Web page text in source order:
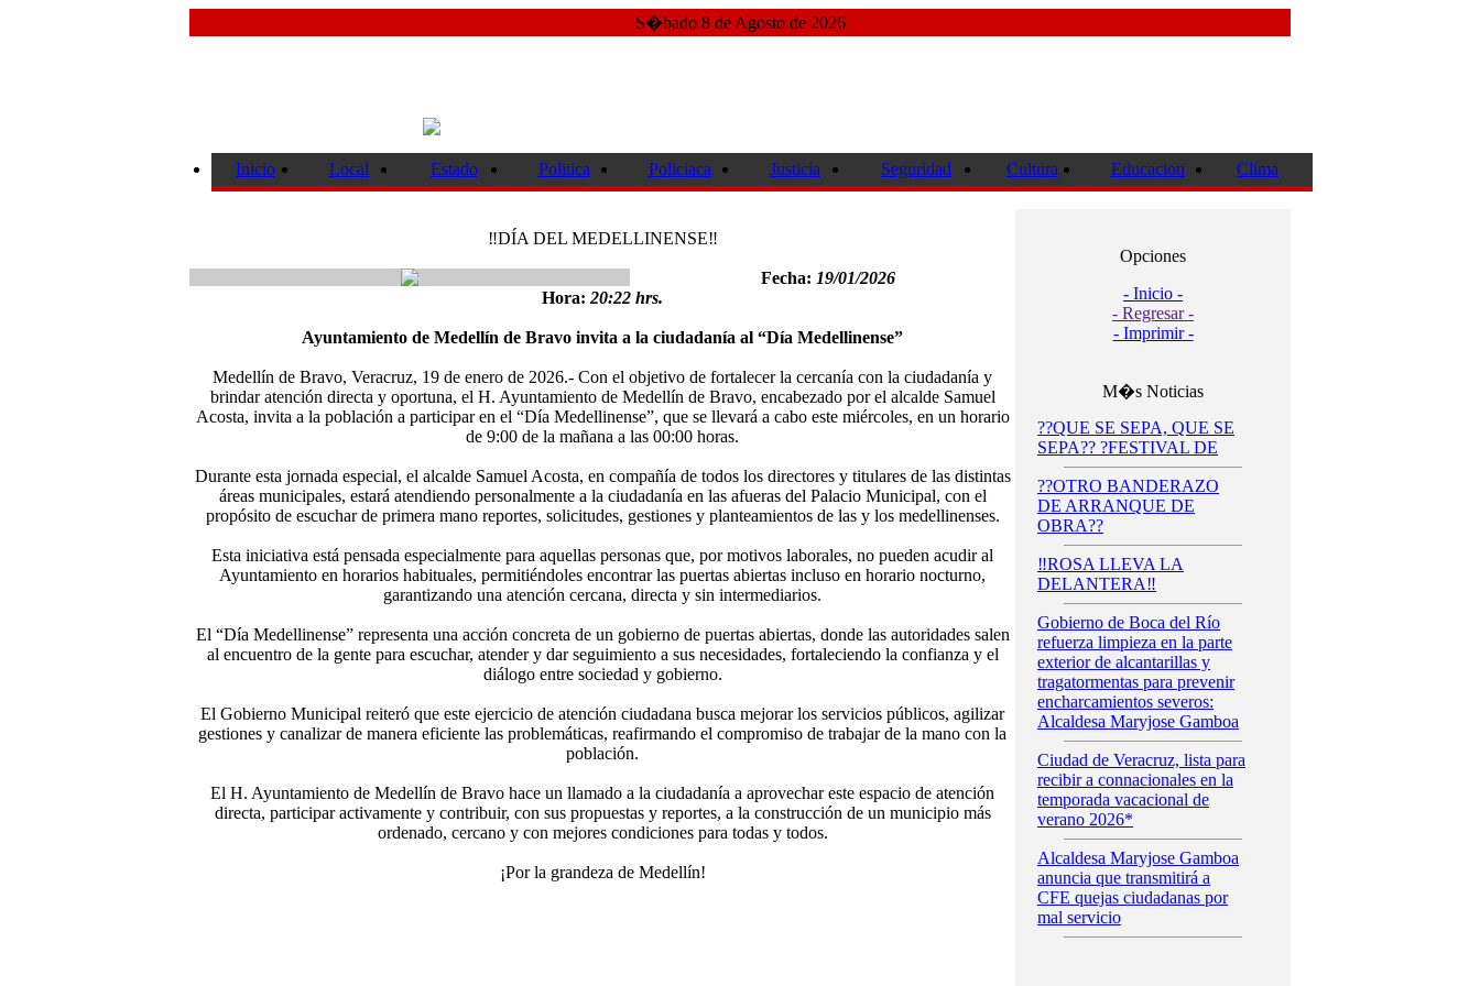
S�bado 8 de Agosto de 2026
Inicio Local Estado Politica Policiaca Justicia Seguridad Cultura Educacion Clima
‼️DÍA DEL MEDELLINENSE‼️
Fecha: 19/01/2026
Hora: 20:22 hrs.
Ayuntamiento de Medellín de Bravo invita a la ciudadanía al “Día Medellinense”
Medellín de Bravo, Veracruz, 19 de enero de 2026.- Con el objetivo de fortalecer la cercanía con la ciudadanía y
brindar atención directa y oportuna, el H. Ayuntamiento de Medellín de Bravo, encabezado por el alcalde Samuel
Acosta, invita a la población a participar en el “Día Medellinense”, que se llevará a cabo este miércoles, en un horario
de 9:00 de la mañana a las 00:00 horas.
Durante esta jornada especial, el alcalde Samuel Acosta, en compañía de todos los directores y titulares de las distintas
áreas municipales, estará atendiendo personalmente a la ciudadanía en las afueras del Palacio Municipal, con el
propósito de escuchar de primera mano reportes, solicitudes, gestiones y planteamientos de las y los medellinenses.
Esta iniciativa está pensada especialmente para aquellas personas que, por motivos laborales, no pueden acudir al
Ayuntamiento en horarios habituales, permitiéndoles encontrar las puertas abiertas incluso en horario nocturno,
garantizando una atención cercana, directa y sin intermediarios.
El “Día Medellinense” representa una acción concreta de un gobierno de puertas abiertas, donde las autoridades salen
al encuentro de la gente para escuchar, atender y dar seguimiento a sus necesidades, fortaleciendo la confianza y el
diálogo entre sociedad y gobierno.
El Gobierno Municipal reiteró que este ejercicio de atención ciudadana busca mejorar los servicios públicos, agilizar
gestiones y canalizar de manera eficiente las problemáticas, reafirmando el compromiso de trabajar de la mano con la
población.
El H. Ayuntamiento de Medellín de Bravo hace un llamado a la ciudadanía a aprovechar este espacio de atención
directa, participar activamente y contribuir, con sus propuestas y reportes, a la construcción de un municipio más
ordenado, cercano y con mejores condiciones para todas y todos.
¡Por la grandeza de Medellín!
Opciones
- Inicio -
- Regresar -
- Imprimir -
M�s Noticias
??QUE SE SEPA, QUE SE
SEPA?? ?FESTIVAL DE
??OTRO BANDERAZO
DE ARRANQUE DE
OBRA??
‼️ROSA LLEVA LA
DELANTERA‼️
Gobierno de Boca del Río
refuerza limpieza en la parte
exterior de alcantarillas y
tragatormentas para prevenir
encharcamientos severos:
Alcaldesa Maryjose Gamboa
Ciudad de Veracruz, lista para
recibir a connacionales en la
temporada vacacional de
verano 2026*
Alcaldesa Maryjose Gamboa
anuncia que transmitirá a
CFE quejas ciudadanas por
mal servicio